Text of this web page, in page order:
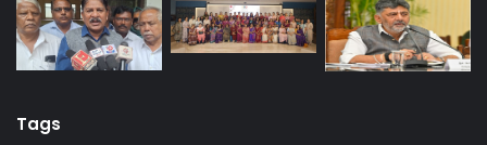
Tags